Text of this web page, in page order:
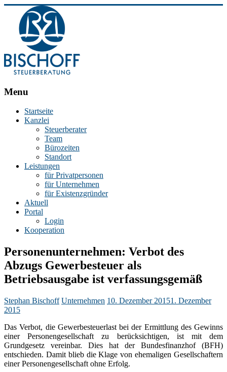
BISCHOFF
Stephan
Steuerberater
Essen
Menu
Startseite
Kanzlei
Steuerberater
Team
Bürozeiten
Standort
Leistungen
für Privatpersonen
für Unternehmen
für Existenzgründer
Aktuell
Portal
Login
Kooperation
Personenunternehmen: Verbot des
Abzugs Gewerbesteuer als
Betriebsausgabe ist verfassungsgemäß
Stephan Bischoff Unternehmen 10. Dezember 20151. Dezember
2015
Das Verbot, die Gewerbesteuerlast bei der Ermittlung des Gewinns
einer Personengesellschaft zu berücksichtigen, ist mit dem
Grundgesetz vereinbar. Dies hat der Bundesfinanzhof (BFH)
entschieden. Damit blieb die Klage von ehemaligen Gesellschaftern
einer Personengesellschaft ohne Erfolg.